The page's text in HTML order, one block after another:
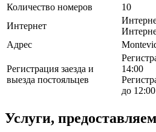
Количество номеров
10
Интернет
Адрес
Регистрация заезда и
выезда постояльцев
14:00
до 12:00
Услуги,